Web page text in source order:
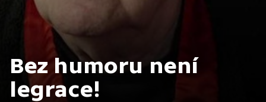
Bez humoru není
legrace!